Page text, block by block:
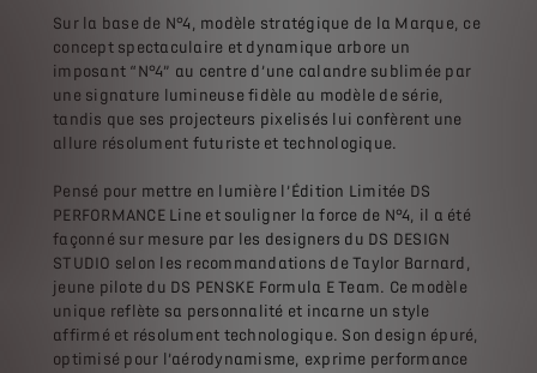
Sur la base de N°4, modèle stratégique de la Marque, ce
concept spectaculaire et dynamique arbore un
imposant “N°4” au centre d’une calandre sublimée par
une signature lumineuse fidèle au modèle de série,
tandis que ses projecteurs pixelisés lui confèrent une
allure résolument futuriste et technologique.
Pensé pour mettre en lumière l’Édition Limitée DS
PERFORMANCE Line et souligner la force de N°4, il a été
façonné sur mesure par les designers du DS DESIGN
STUDIO selon les recommandations de Taylor Barnard,
jeune pilote du DS PENSKE Formula E Team. Ce modèle
unique reflète sa personnalité et incarne un style
affirmé et résolument technologique. Son design épuré,
optimisé pour l’aérodynamisme, exprime performance